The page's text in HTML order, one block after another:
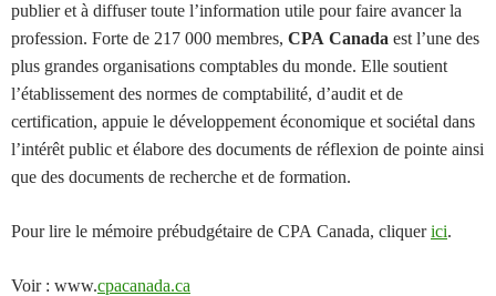
publier et à diffuser toute l’information utile pour faire avancer la
profession. Forte de 217 000 membres, CPA Canada est l’une des
plus grandes organisations comptables du monde. Elle soutient
l’établissement des normes de comptabilité, d’audit et de
certification, appuie le développement économique et sociétal dans
l’intérêt public et élabore des documents de réflexion de pointe ainsi
que des documents de recherche et de formation.
Pour lire le mémoire prébudgétaire de CPA Canada, cliquerici.
Voir : www.cpacanada.ca